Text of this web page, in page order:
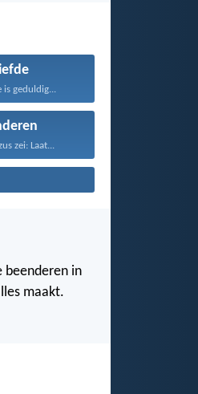
is geduldig...
zei: Laat...
beenderen in
maakt.